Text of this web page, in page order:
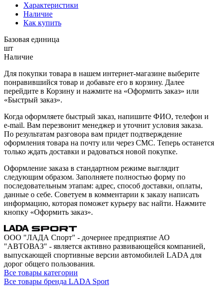
Характеристики
Наличие
Как купить
Базовая единица
шт
Наличие
Для покупки товара в нашем интернет-магазине выберите
понравившийся товар и добавьте его в корзину. Далее
перейдите в Корзину и нажмите на «Оформить заказ» или
«Быстрый заказ».
Когда оформляете быстрый заказ, напишите ФИО, телефон и
e-mail. Вам перезвонит менеджер и уточнит условия заказа.
По результатам разговора вам придет подтверждение
оформления товара на почту или через СМС. Теперь останется
только ждать доставки и радоваться новой покупке.
Оформление заказа в стандартном режиме выглядит
следующим образом. Заполняете полностью форму по
последовательным этапам: адрес, способ доставки, оплаты,
данные о себе. Советуем в комментарии к заказу написать
информацию, которая поможет курьеру вас найти. Нажмите
кнопку «Оформить заказ».
ООО "ЛАДА Спорт" - дочернее предприятие АО
"АВТОВАЗ" - является активно развивающейся компанией,
выпускающей спортивные версии автомобилей LADA для
дорог общего пользования.
Все товары категории
Все товары бренда LADA Sport